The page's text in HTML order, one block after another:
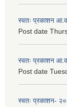
स्वतः प्रकाशन
Post date
स्वतः प्रकाशन
Post date
स्वतः प्रकाशन-